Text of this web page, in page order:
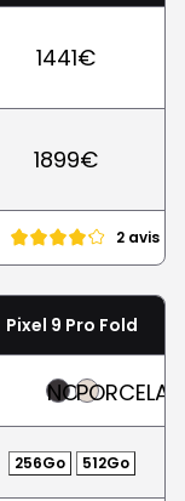
1441€
1899€
2 avis
Pixel 9 Pro Fold
NOIR
256Go 512Go